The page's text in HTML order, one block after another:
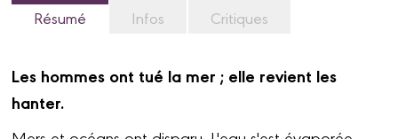
Résumé Infos Critiques
Les hommes ont tué la mer ; elle revient les
hanter.